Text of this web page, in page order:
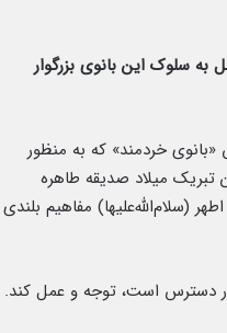
به سلوک این بانوی بزرگوار
خردمند» که به منظور
تبریک میلاد صدیقه طاهره
(سلام‌الله‌علیها) مفاهیم بلندی
دسترس است، توجه و عمل کند.